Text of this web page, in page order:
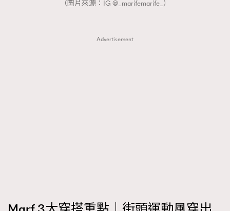
（圖片來源：IG @_marifemarife_）
Advertisement